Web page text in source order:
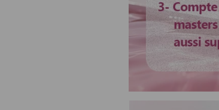
Bandes élastique
Usage
Paquets